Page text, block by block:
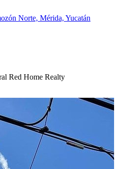
Norte, Mérida, Yucatán
Red Home Realty